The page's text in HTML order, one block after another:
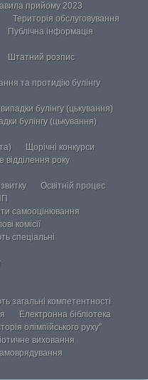
прийому 2023
Територія обслуговування
Публічна інформація
Штатний розпис
та протидію булінгу
булінгу (цькування)
булінгу (цькування)
Щорічні конкурси
відділення року
Освітній процес
самооцінювання
комісії
спеціальні
загальні компетентності
Електронна бібліотека
олімпійського руху”
виховання